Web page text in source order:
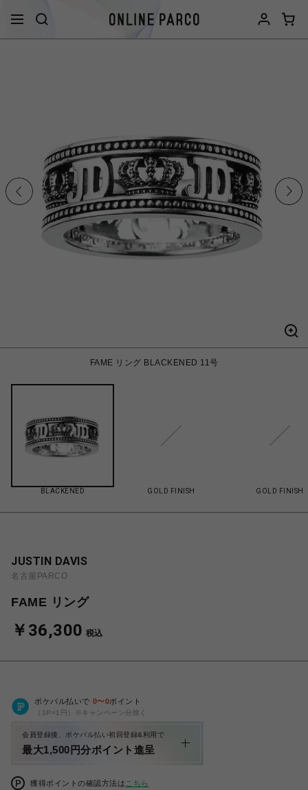
FAME リング BLACKENED 11号
BLACKENED GOLD FINISH GOLD FINISH
JUSTIN DAVIS
名古屋PARCO
FAME リング
￥36,300 税込
ポケパル払いで 0〜0ポイント
（1P=1円）※キャンペーン分除く
会員登録後、ポケパル払い初回登録&利用で
最大1,500円分ポイント進呈
獲得ポイントの確認方法は こちら